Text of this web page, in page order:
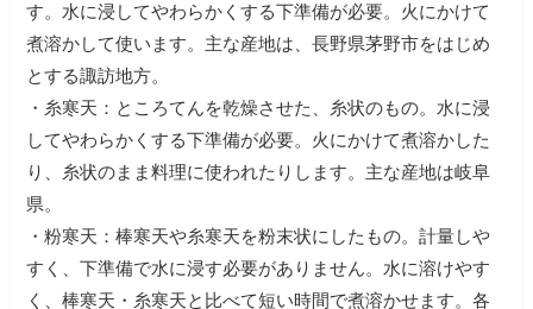
す。水に浸してやわらかくする下準備が必要。火にかけて
煮溶かして使います。主な産地は、長野県茅野市をはじめ
とする諏訪地方。
・糸寒天：ところてんを乾燥させた、糸状のもの。水に浸
してやわらかくする下準備が必要。火にかけて煮溶かした
り、糸状のまま料理に使われたりします。主な産地は岐阜
県。
・粉寒天：棒寒天や糸寒天を粉末状にしたもの。計量しや
すく、下準備で水に浸す必要がありません。水に溶けやす
く、棒寒天・糸寒天と比べて短い時間で煮溶かせます。各